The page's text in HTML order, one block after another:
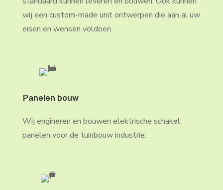
wij een custom-made unit ontwerpen die aan al uw
eisen en wensen voldoen.
Panelen bouw
Wij engineren en bouwen elektrische schakel
panelen voor de tuinbouw industrie.